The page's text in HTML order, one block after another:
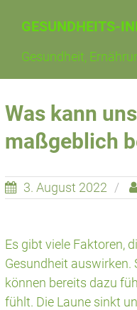
GESUNDHEITS-
Gesundheit,
Was kann
maßgeblich
3. August 2022
Es gibt viele Faktoren,
Gesundheit auswirken.
können bereits dazu
fühlt. Die Laune sinkt